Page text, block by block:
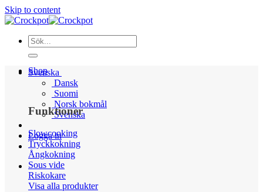
Skip to content
Svenska
Dansk
Suomi
Norsk bokmål
Svenska
Logga in
Shop
Funktioner
Slowcooking
Tryckkokning
Ångkokning
Sous vide
Riskokare
Visa alla produkter